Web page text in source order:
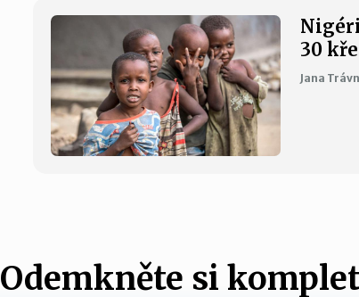
30
Jana
Odemkněte si